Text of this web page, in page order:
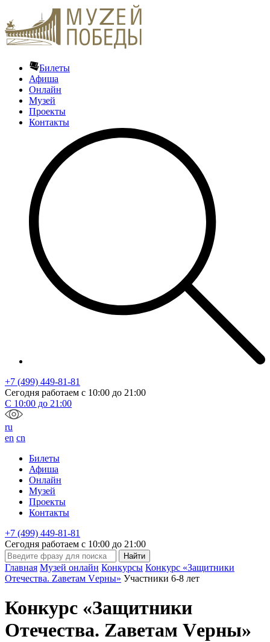
Билеты
Афиша
Онлайн
Музей
Проекты
Контакты
+7 (499) 449-81-81
Сегодня работаем с 10:00 до 21:00
С 10:00 до 21:00
ru
en cn
Билеты
Афиша
Онлайн
Музей
Проекты
Контакты
+7 (499) 449-81-81
Сегодня работаем с 10:00 до 21:00
Главная Музей онлайн Конкурсы Конкурс «Защитники
Отечества. Zаветам Vерны» Участники 6-8 лет
Конкурс «Защитники
Отечества. Zаветам Vерны»